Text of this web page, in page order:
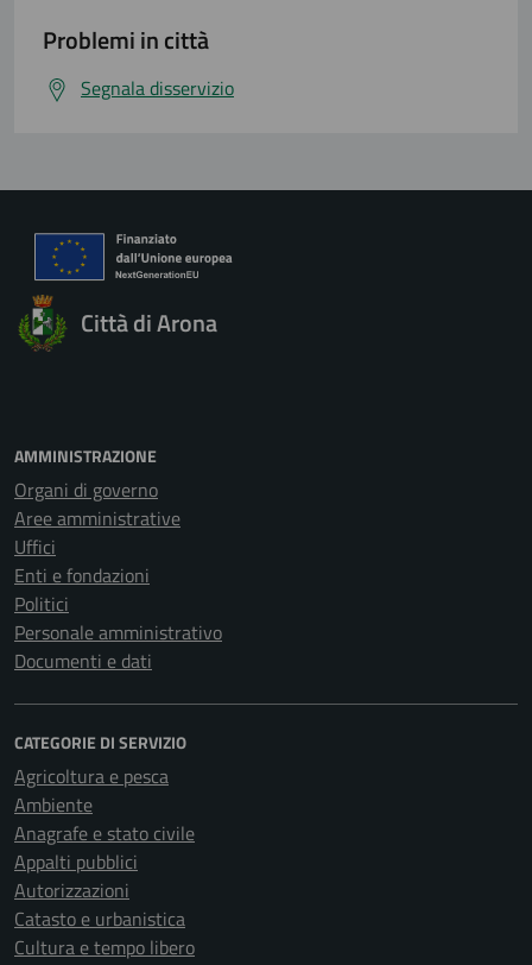
Problemi in città
Segnala disservizio
Città di Arona
AMMINISTRAZIONE
Organi di governo
Aree amministrative
Uffici
Enti e fondazioni
Politici
Personale amministrativo
Documenti e dati
CATEGORIE DI SERVIZIO
Agricoltura e pesca
Ambiente
Anagrafe e stato civile
Appalti pubblici
Autorizzazioni
Catasto e urbanistica
Cultura e tempo libero